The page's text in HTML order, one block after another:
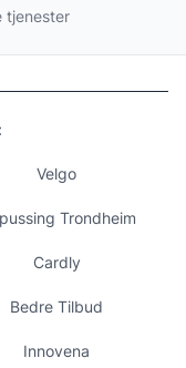
tjenester
Velgo
Trondheim
Cardly
Bedre Tilbud
Innovena